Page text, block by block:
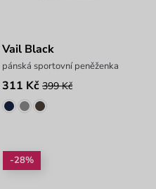
Vail Black
pánská sportovní peněženka
311 Kč 399 Kč
-28%